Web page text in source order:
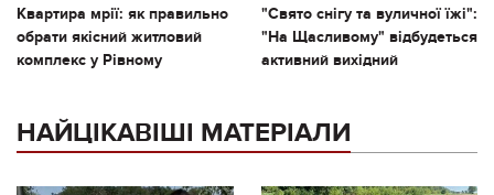
Квартира мрії: як правильно
обрати якісний житловий
комплекс у Рівному
"Свято снігу та вуличної їжі":
"На Щасливому" відбудеться
активний вихідний
НАЙЦІКАВІШІ МАТЕРІАЛИ